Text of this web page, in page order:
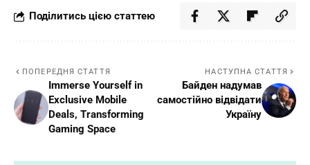
Поділитись цією статтею
ПОПЕРЕДНЯ СТАТТЯ
Immerse Yourself in
Exclusive Mobile
Deals, Transforming
Gaming Space
НАСТУПНА СТАТТЯ
Байден надумав
самостійно відвідати
Україну